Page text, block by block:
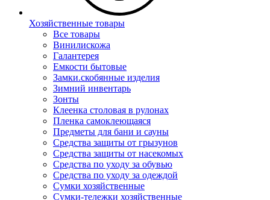
Хозяйственные товары
Все товары
Винилискожа
Галантерея
Емкости бытовые
Замки.скобянные изделия
Зимний инвентарь
Зонты
Клеенка столовая в рулонах
Пленка самоклеющаяся
Предметы для бани и сауны
Средства защиты от грызунов
Средства защиты от насекомых
Средства по уходу за обувью
Средства по уходу за одеждой
Сумки хозяйственные
Сумки-тележки хозяйственные